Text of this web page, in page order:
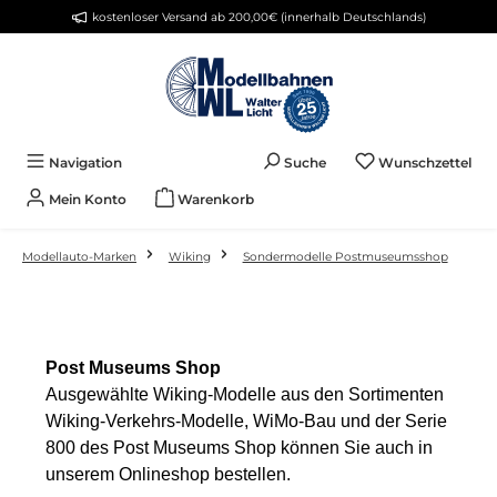
Zum Hauptinhalt springenkostenloser Versand ab 200,00€ (innerhalb Deutschlands)
Navigation Suche WunschzettelDu
Mein Konto Warenkorb
Modellauto-Marken Wiking Sondermodelle Postmuseumsshop
Post Museums Shop
Ausgewählte Wiking-Modelle aus den Sortimenten
Wiking-Verkehrs-Modelle, WiMo-Bau und der Serie
800 des Post Museums Shop können Sie auch in
unserem Onlineshop bestellen.